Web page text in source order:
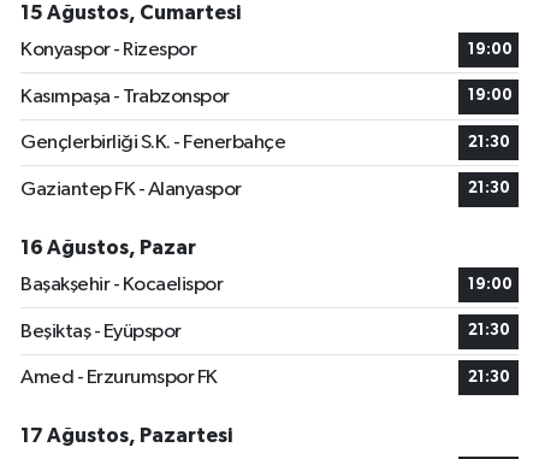
15 Ağustos, Cumartesi
Konyaspor - Rizespor
19:00
Kasımpaşa - Trabzonspor 19:00
Gençlerbirliği S.K. - Fenerbahçe 21:30
Gaziantep FK - Alanyaspor 21:30
16 Ağustos, Pazar
Başakşehir - Kocaelispor
19:00
Beşiktaş - Eyüpspor 21:30
Amed - Erzurumspor FK 21:30
17 Ağustos, Pazartesi